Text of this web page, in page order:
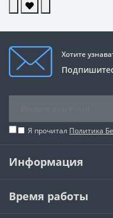
Хотите
Я прочитал Политика
Информация
Время работы